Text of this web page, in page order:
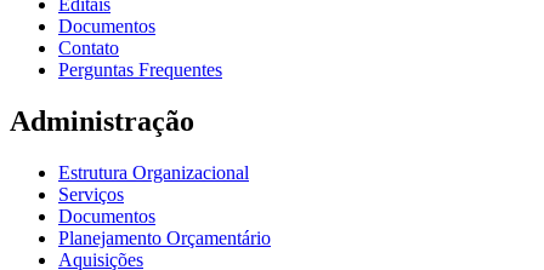
Editais
Documentos
Contato
Perguntas Frequentes
Administração
Estrutura Organizacional
Serviços
Documentos
Planejamento Orçamentário
Aquisições